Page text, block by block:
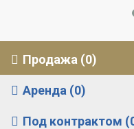
Продажа (0)
Аренда (0)
Под контрактом